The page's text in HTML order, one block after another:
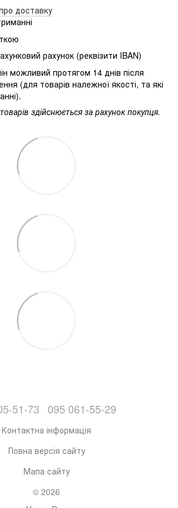
доставку
рахунок (реквізити IBAN)
можливий протягом 14 днів після
(для товарів належної якості, та які
здійснюється за рахунок покупця.
51-73 095 061-55-29
Контактна інформація
Повна версія сайту
Мапа сайту
© 2026